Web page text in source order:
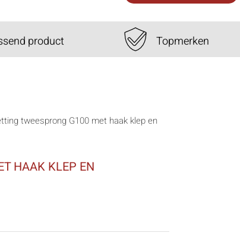
product Topmerken
tweesprong G100 met haak klep en
HAAK KLEP EN